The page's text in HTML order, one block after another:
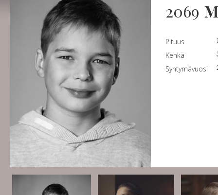
2069
Pituus
Kenkä
Syntymävuosi